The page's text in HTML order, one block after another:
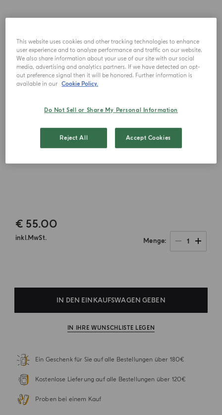
€ 55.00
inkl.MwSt. Menge 1
IN DEN EINKAUFSWAGEN GEBEN
IN IHRE WUNSCHLISTE LEGEN
Ein Geschenk für Sie auf alle Bestellungen über 180€
Kostenlose Lieferung auf alle Bestellungen über 120€
Proben bei einem Kauf
This website uses cookies and other tracking technologies to enhance
user experience and to analyze performance and traffic on our website.
We also share information about your use of our site with our social
media, advertising and analytics partners. If we have detected an opt-
out preference signal then it will be honored. Further information is
available in our Cookie Policy.
Do Not Sell or Share My Personal Information
Reject All Accept Cookies